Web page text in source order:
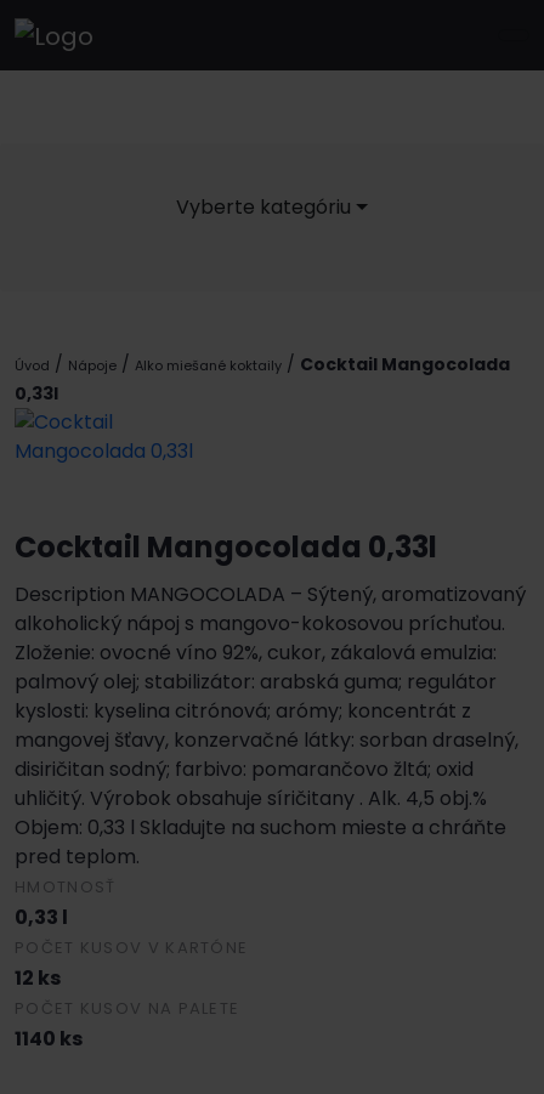
Vyberte kategóriu
Úvod / Nápoje / Alko miešané koktaily / Cocktail Mangocolada
0,33l
Cocktail Mangocolada 0,33l
Description MANGOCOLADA – Sýtený, aromatizovaný
alkoholický nápoj s mangovo-kokosovou príchuťou.
Zloženie: ovocné víno 92%, cukor, zákalová emulzia:
palmový olej; stabilizátor: arabská guma; regulátor
kyslosti: kyselina citrónová; arómy; koncentrát z
mangovej šťavy, konzervačné látky: sorban draselný,
disiričitan sodný; farbivo: pomarančovo žltá; oxid
uhličitý. Výrobok obsahuje síričitany . Alk. 4,5 obj.%
Objem: 0,33 l Skladujte na suchom mieste a chráňte
pred teplom.
HMOTNOSŤ
0,33 l
POČET KUSOV V KARTÓNE
12 ks
POČET KUSOV NA PALETE
1140 ks